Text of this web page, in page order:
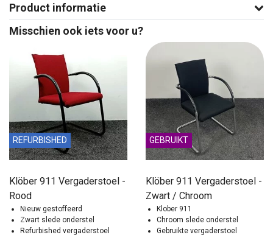
Product informatie
Misschien ook iets voor u?
REFURBISHED
Klöber 911 Vergaderstoel -
Rood
Nieuw gestoffeerd
Zwart slede onderstel
Refurbished vergaderstoel
GEBRUIKT
Klöber 911 Vergaderstoel -
Zwart / Chroom
Klober 911
Chroom slede onderstel
Gebruikte vergaderstoel